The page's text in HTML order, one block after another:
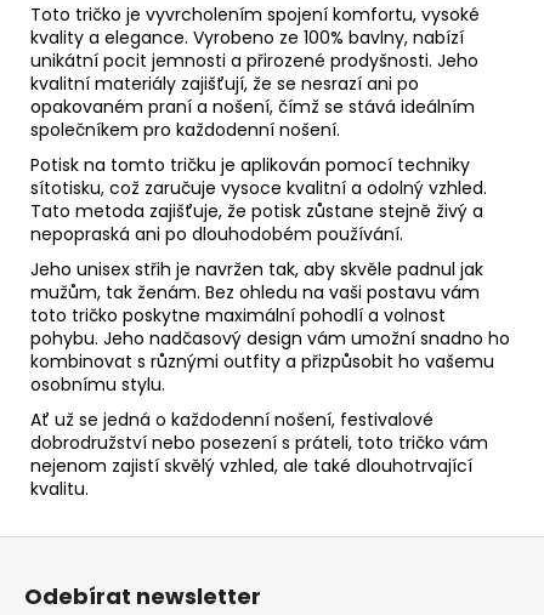
Toto tričko je vyvrcholením spojení komfortu, vysoké
kvality a elegance. Vyrobeno ze 100% bavlny, nabízí
unikátní pocit jemnosti a přirozené prodyšnosti. Jeho
kvalitní materiály zajišťují, že se nesrazí ani po
opakovaném praní a nošení, čímž se stává ideálním
společníkem pro každodenní nošení.
Potisk na tomto tričku je aplikován pomocí techniky
sítotisku, což zaručuje vysoce kvalitní a odolný vzhled.
Tato metoda zajišťuje, že potisk zůstane stejně živý a
nepopraská ani po dlouhodobém používání.
Jeho unisex střih je navržen tak, aby skvěle padnul jak
mužům, tak ženám. Bez ohledu na vaši postavu vám
toto tričko poskytne maximální pohodlí a volnost
pohybu. Jeho nadčasový design vám umožní snadno ho
kombinovat s různými outfity a přizpůsobit ho vašemu
osobnímu stylu.
Ať už se jedná o každodenní nošení, festivalové
dobrodružství nebo posezení s práteli, toto tričko vám
nejenom zajistí skvělý vzhled, ale také dlouhotrvající
kvalitu.
Z
Odebírat newsletter